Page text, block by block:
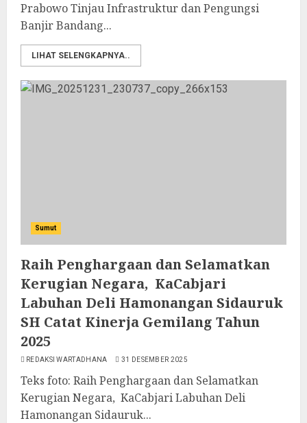
Prabowo Tinjau Infrastruktur dan Pengungsi
Banjir Bandang...
LIHAT SELENGKAPNYA..
Sumut
Raih Penghargaan dan Selamatkan
Kerugian Negara, KaCabjari
Labuhan Deli Hamonangan Sidauruk
SH Catat Kinerja Gemilang Tahun
2025
REDAKSI WARTADHANA 31 DESEMBER 2025
Teks foto: Raih Penghargaan dan Selamatkan
Kerugian Negara, KaCabjari Labuhan Deli
Hamonangan Sidauruk...